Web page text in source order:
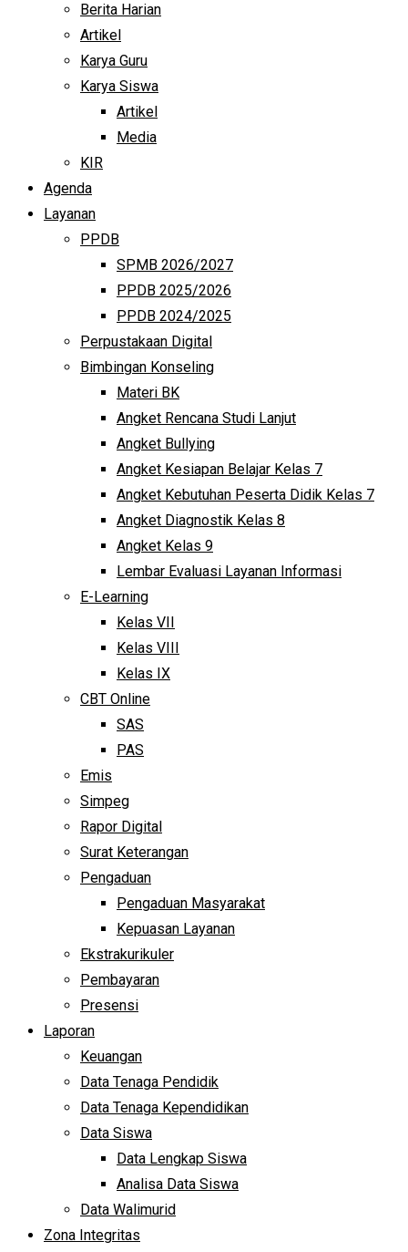
Berita Harian
Artikel
Karya Guru
Karya Siswa
Artikel
Media
KIR
Agenda
Layanan
PPDB
SPMB 2026/2027
PPDB 2025/2026
PPDB 2024/2025
Perpustakaan Digital
Bimbingan Konseling
Materi BK
Angket Rencana Studi Lanjut
Angket Bullying
Angket Kesiapan Belajar Kelas 7
Angket Kebutuhan Peserta Didik Kelas 7
Angket Diagnostik Kelas 8
Angket Kelas 9
Lembar Evaluasi Layanan Informasi
E-Learning
Kelas VII
Kelas VIII
Kelas IX
CBT Online
SAS
PAS
Emis
Simpeg
Rapor Digital
Surat Keterangan
Pengaduan
Pengaduan Masyarakat
Kepuasan Layanan
Ekstrakurikuler
Pembayaran
Presensi
Laporan
Keuangan
Data Tenaga Pendidik
Data Tenaga Kependidikan
Data Siswa
Data Lengkap Siswa
Analisa Data Siswa
Data Walimurid
Zona Integritas